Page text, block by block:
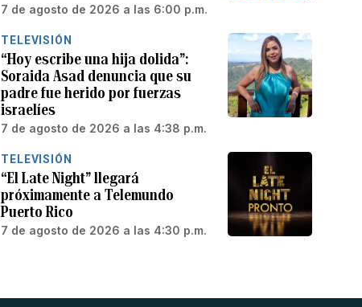
7 de agosto de 2026 a las 6:00 p.m.
TELEVISIÓN
“Hoy escribe una hija dolida”:
Soraida Asad denuncia que su
padre fue herido por fuerzas
israelíes
7 de agosto de 2026 a las 4:38 p.m.
TELEVISIÓN
“El Late Night” llegará
próximamente a Telemundo
Puerto Rico
7 de agosto de 2026 a las 4:30 p.m.